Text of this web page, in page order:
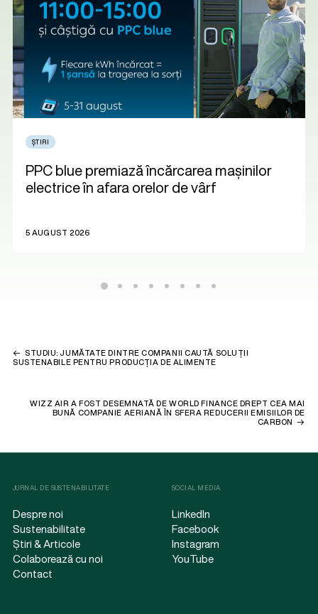
ȘTIRI
PPC blue premiază încărcarea mașinilor
electrice în afara orelor de vârf
5 AUGUST 2026
STUDIU: JUMĂTATE DINTRE COMPANII CAUTĂ SOLUȚII
SUSTENABILE PENTRU PRODUCȚIA DE ALIMENTE
WIZZ AIR A FOST DESEMNATĂ DE WORLD FINANCE DREPT CEA MAI
BUNĂ COMPANIE AERIANĂ ÎN SFERA REDUCERII EMISIILOR DE
CARBON
JURNAL DE SUSTENABILITATE
Despre noi
Sustenabilitate
Știri & Articole
Colaborează cu noi
Contact
SOCIAL MEDIA
LinkedIn
Facebook
Instagram
YouTube